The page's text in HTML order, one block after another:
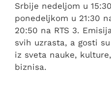
Srbije nedeljom u
ponedeljkom u 21:30
20:50 na RTS 3.
svih uzrasta, a gosti
iz sveta nauke,
biznisa.